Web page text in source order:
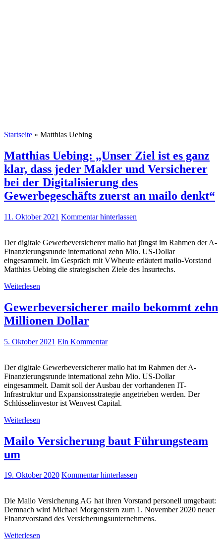
Startseite » Matthias Uebing
Matthias Uebing: „Unser Ziel ist es ganz
klar, dass jeder Makler und Versicherer
bei der Digitalisierung des
Gewerbegeschäfts zuerst an mailo denkt“
11. Oktober 2021 Kommentar hinterlassen
Der digitale Gewerbeversicherer mailo hat jüngst im Rahmen der A-
Finanzierungsrunde international zehn Mio. US-Dollar
eingesammelt. Im Gespräch mit VWheute erläutert mailo-Vorstand
Matthias Uebing die strategischen Ziele des Insurtechs.
Weiterlesen
Gewerbeversicherer mailo bekommt zehn
Millionen Dollar
5. Oktober 2021 Ein Kommentar
Der digitale Gewerbeversicherer mailo hat im Rahmen der A-
Finanzierungsrunde international zehn Mio. US-Dollar
eingesammelt. Damit soll der Ausbau der vorhandenen IT-
Infrastruktur und Expansionsstrategie angetrieben werden. Der
Schlüsselinvestor ist Wenvest Capital.
Weiterlesen
Mailo Versicherung baut Führungsteam
um
19. Oktober 2020 Kommentar hinterlassen
Die Mailo Versicherung AG hat ihren Vorstand personell umgebaut:
Demnach wird Michael Morgenstern zum 1. November 2020 neuer
Finanzvorstand des Versicherungsunternehmens.
Weiterlesen